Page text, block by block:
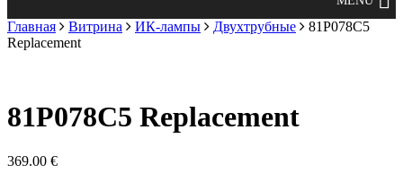
Главная Витрина ИК-лампы Двухтрубные
81P078C5
Replacement
81P078C5 Replacement
369.00 €